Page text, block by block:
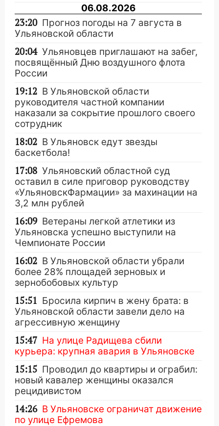
06.08.2026
23:20 Прогноз погоды на 7 августа в
Ульяновской области
20:04 Ульяновцев приглашают на забег,
посвящённый Дню воздушного флота
России
19:12 В Ульяновской области
руководителя частной компании
наказали за сокрытие прошлого своего
сотрудник
18:02 В Ульяновск едут звезды
баскетбола!
17:08 Ульяновский областной суд
оставил в силе приговор руководству
«УльяновскФармации» за махинации на
3,2 млн рублей
16:09 Ветераны легкой атлетики из
Ульяновска успешно выступили на
Чемпионате России
16:02 В Ульяновской области убрали
более 28% площадей зерновых и
зернобобовых культур
15:51 Бросила кирпич в жену брата: в
Ульяновской области завели дело на
агрессивную женщину
15:47 На улице Радищева сбили
курьера: крупная авария в Ульяновске
15:15 Проводил до квартиры и ограбил:
новый кавалер женщины оказался
рецидивистом
14:26 В Ульяновске ограничат движение
по улице Ефремова